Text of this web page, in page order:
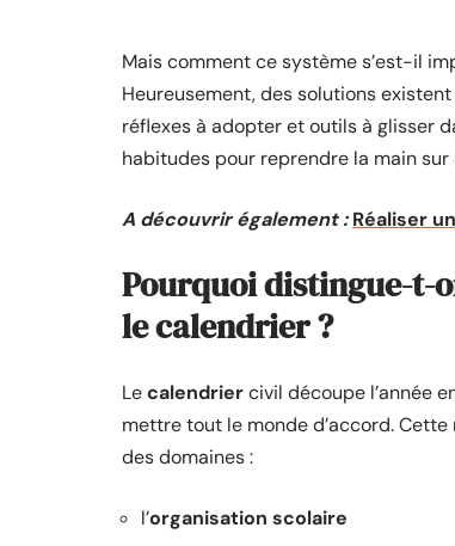
Mais comment ce système s’est-il
Heureusement, des solutions
réflexes à adopter et outils à glisser
habitudes pour reprendre la main sur
A découvrir également : Réaliser
Pourquoi distingue-t-
le calendrier ?
Lecalendriercivil découpe l’année
mettre tout le monde d’accord.
des domaines :
l’organisation scolaire